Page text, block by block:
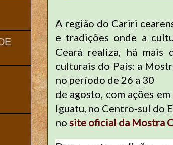
A região do Cariri
e tradições onde a
Ceará realiza, há mais
culturais do País: a
no período de 26 a 30
de agosto, com ações
Iguatu, no Centro-sul do
no site oficial da Mostra